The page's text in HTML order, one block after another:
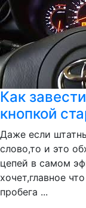
Как
кнопкой
Даже если
слово,то и это
цепей в самом
хочет,главное
пробега ...